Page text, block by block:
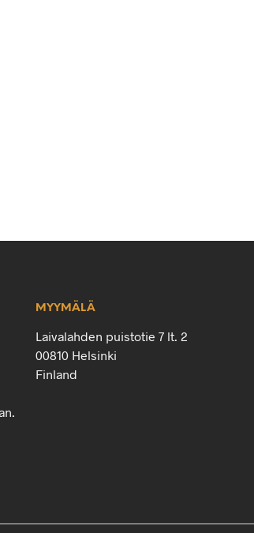
MYYMÄLÄ
Laivalahden puistotie 7 lt. 2
00810 Helsinki
Finland